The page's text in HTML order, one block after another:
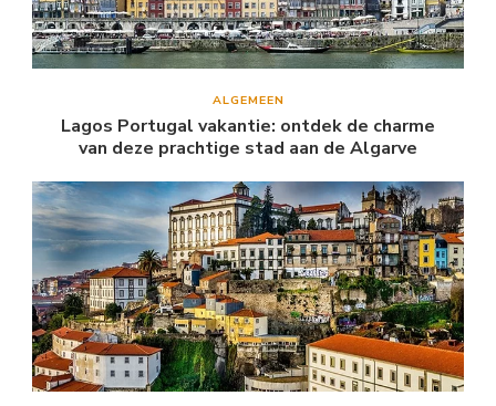
ALGEMEEN
Lagos Portugal vakantie: ontdek de charme
van deze prachtige stad aan de Algarve